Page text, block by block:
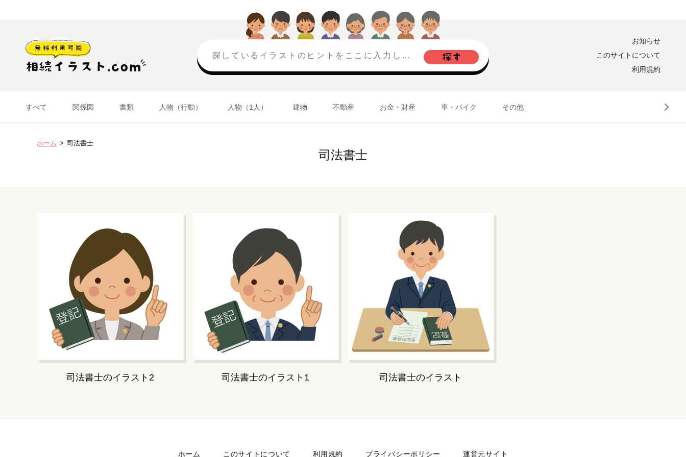
お知らせ
このサイトについて
利用規約
すべて 関係図 書類 人物（行動） 人物（1人） 建物 不動産 お金・財産 車・バイク その他
司法書士
ホーム 司法書士
司法書士のイラスト2 司法書士のイラスト1 司法書士のイラスト
ホーム このサイトについて 利用規約 プライバシーポリシー 運営元サイト